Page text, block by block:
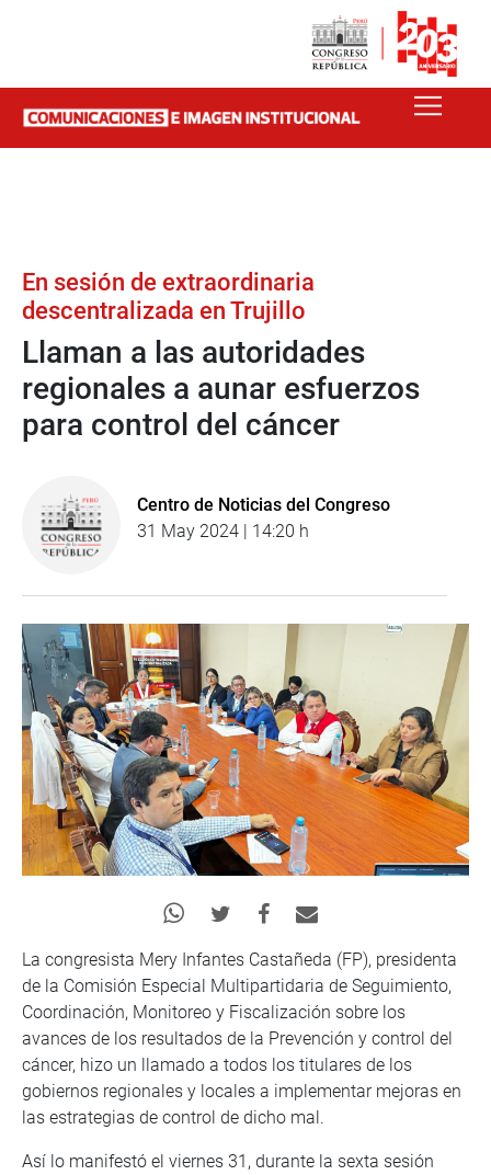
En sesión de extraordinaria
descentralizada en Trujillo
Llaman a las autoridades
regionales a aunar esfuerzos
para control del cáncer
Centro de Noticias del Congreso
31 May 2024 | 14:20 h
La congresista Mery Infantes Castañeda (FP), presidenta
de la Comisión Especial Multipartidaria de Seguimiento,
Coordinación, Monitoreo y Fiscalización sobre los
avances de los resultados de la Prevención y control del
cáncer, hizo un llamado a todos los titulares de los
gobiernos regionales y locales a implementar mejoras en
las estrategias de control de dicho mal.
Así lo manifestó el viernes 31, durante la sexta sesión